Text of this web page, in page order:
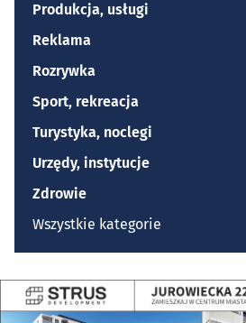
Produkcja, usługi
Reklama
Rozrywka
Sport, rekreacja
Turystyka, noclegi
Urzędy, instytucje
Zdrowie
Wszystkie kategorie